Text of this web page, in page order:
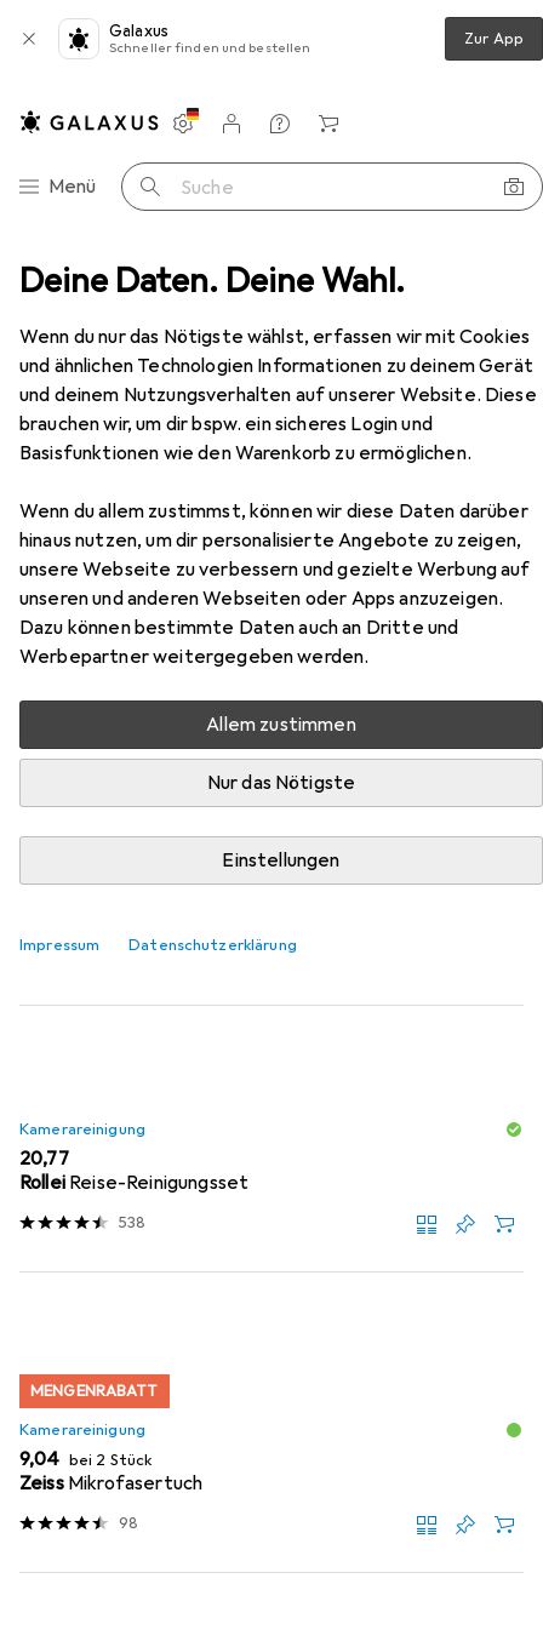
Deine Daten. Deine Wahl.
Wenn du nur das Nötigste wählst, erfassen wir mit Cookies
und ähnlichen Technologien Informationen zu deinem Gerät
und deinem Nutzungsverhalten auf unserer Website. Diese
brauchen wir, um dir bspw. ein sicheres Login und
Basisfunktionen wie den Warenkorb zu ermöglichen.
Wenn du allem zustimmst, können wir diese Daten darüber
hinaus nutzen, um dir personalisierte Angebote zu zeigen,
unsere Webseite zu verbessern und gezielte Werbung auf
unseren und anderen Webseiten oder Apps anzuzeigen.
Dazu können bestimmte Daten auch an Dritte und
Werbepartner weitergegeben werden.
Allem zustimmen
Nur das Nötigste
Einstellungen
Impressum Datenschutzerklärung
Galaxus
Schneller finden und bestellen Zur App
Navigation nach Kategorien
Menü Suche
Einstellungen
Kundenkonto
Vergleichslisten
Merklisten
Warenkorb
Optic Laowa 100mm f/2.8 Ultra Macro APO Nikon F
EUR
694,44
Venus Optic Laowa 100mm f/2.8 Ultra
Macro APO Nikon F
Nikon F, Vollformat
Zubehör für Venus Optic Laowa
100mm f/2.8 Ultra Macro APO
Nikon F
Hier findest du passendes Zubehör zum Produkt Venus
Optic Laowa 100mm f/2.8 Ultra Macro APO Nikon F aus
den Kategorien Kamerareinigung, Objektivadapter und
Kamerareinigung
EUR
20,77
Rollei Reise-Reinigungsset
538
MENGENRABATT
Kamerareinigung
EUR
9,04 bei 2 Stück
Zeiss Mikrofasertuch
98